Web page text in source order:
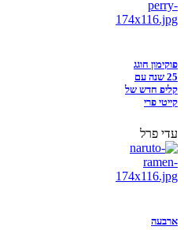
פוקימון חוגג
25 שנה עם
קליפ חדש של
קייטי פרי
עדי פרל
ארבעה